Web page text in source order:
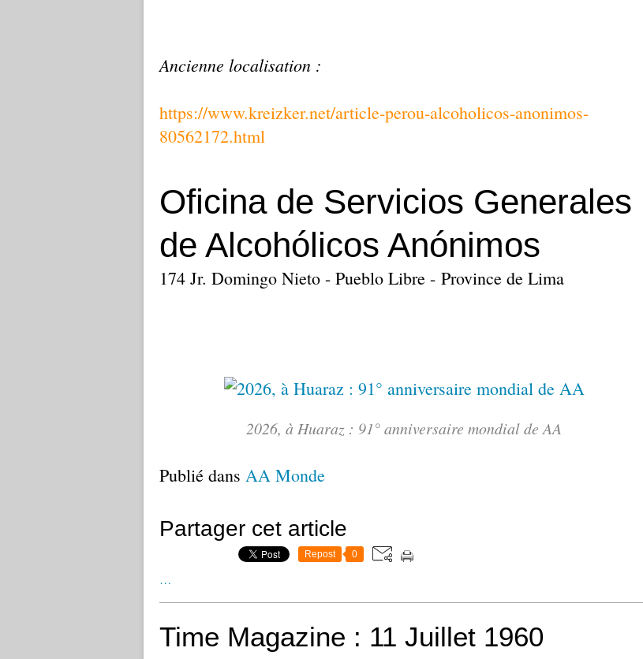
Ancienne localisation :
https://www.kreizker.net/article-perou-alcoholicos-anonimos-
80562172.html
Oficina de Servicios Generales
de Alcohólicos Anónimos
174 Jr. Domingo Nieto - Pueblo Libre - Province de Lima
2026, à Huaraz : 91° anniversaire mondial de AA
Publié dans AA Monde
Partager cet article
Repost 0
…
Time Magazine : 11 Juillet 1960